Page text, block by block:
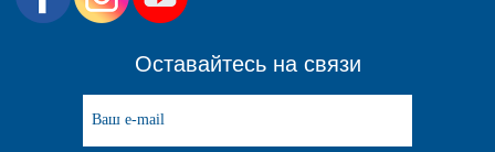
Оставайтесь на связи